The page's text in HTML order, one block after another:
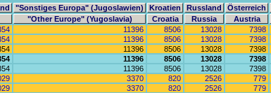
"Sonstiges Europa" (Jugoslawien) Kroatien Russland Österreich
"Other Europe" (Yugoslavia) Croatia Russia Austria
11396 8506 13028 7398
11396 8506 13028 7398
11396 8506 13028 7398
11396 8506 13028 7398
11396 8506 13028 7398
3370 820 2526 779
3370 820 2526 779